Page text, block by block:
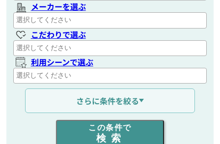
メーカーを選ぶ
こだわりで選ぶ
利用シーンで選ぶ
通信距離を選ぶ
出力を選ぶ
さらに条件を絞る
この条件で
検索